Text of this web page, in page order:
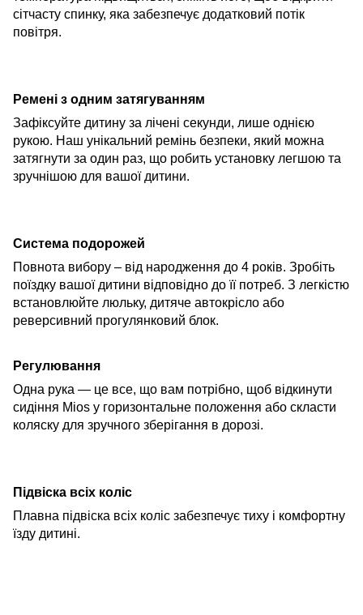
сітчасту спинку, яка забезпечує додатковий потік
повітря.
Ремені з одним затягуванням
Зафіксуйте дитину за лічені секунди, лише однією
рукою. Наш унікальний ремінь безпеки, який можна
затягнути за один раз, що робить установку легшою та
зручнішою для вашої дитини.
Система подорожей
Повнота вибору – від народження до 4 років. Зробіть
поїздку вашої дитини відповідно до її потреб. З легкістю
встановлюйте люльку, дитяче автокрісло або
реверсивний прогулянковий блок.
Регулювання
Одна рука — це все, що вам потрібно, щоб відкинути
сидіння Mios у горизонтальне положення або скласти
коляску для зручного зберігання в дорозі.
Підвіска всіх коліс
Плавна підвіска всіх коліс забезпечує тиху і комфортну
їзду дитині.